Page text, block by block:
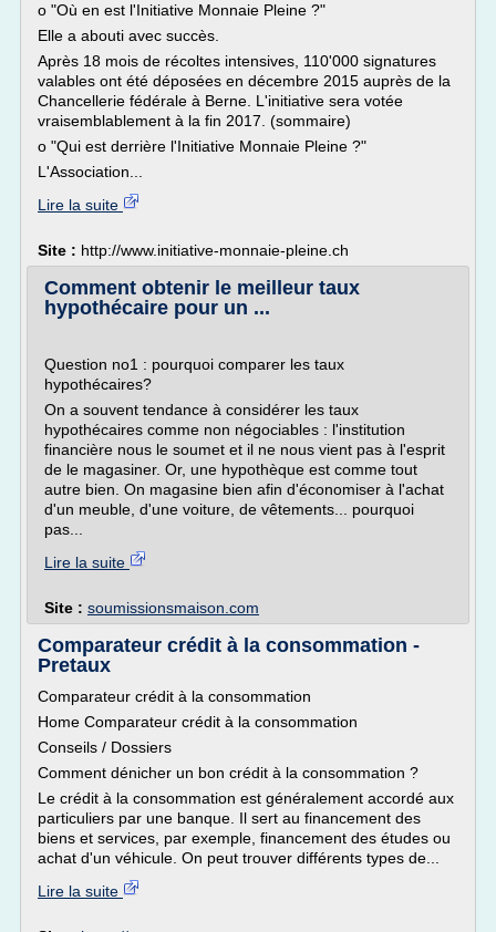
o "Où en est l'Initiative Monnaie Pleine ?"
Elle a abouti avec succès.
Après 18 mois de récoltes intensives, 110'000 signatures
valables ont été déposées en décembre 2015 auprès de la
Chancellerie fédérale à Berne. L'initiative sera votée
vraisemblablement à la fin 2017. (sommaire)
o "Qui est derrière l'Initiative Monnaie Pleine ?"
L'Association...
Lire la suite
Site : http://www.initiative-monnaie-pleine.ch
Comment obtenir le meilleur taux
hypothécaire pour un ...
Question no1 : pourquoi comparer les taux
hypothécaires?
On a souvent tendance à considérer les taux
hypothécaires comme non négociables : l'institution
financière nous le soumet et il ne nous vient pas à l'esprit
de le magasiner. Or, une hypothèque est comme tout
autre bien. On magasine bien afin d'économiser à l'achat
d'un meuble, d'une voiture, de vêtements... pourquoi
pas...
Lire la suite
Site : soumissionsmaison.com
Comparateur crédit à la consommation -
Pretaux
Comparateur crédit à la consommation
Home Comparateur crédit à la consommation
Conseils / Dossiers
Comment dénicher un bon crédit à la consommation ?
Le crédit à la consommation est généralement accordé aux
particuliers par une banque. Il sert au financement des
biens et services, par exemple, financement des études ou
achat d'un véhicule. On peut trouver différents types de...
Lire la suite